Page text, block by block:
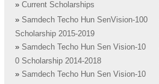
» Current Scholarships
» Samdech Techo Hun SenVision-100
Scholarship 2015-2019
» Samdech Techo Hun Sen Vision-10
0 Scholarship 2014-2018
» Samdech Techo Hun Sen Vision-10